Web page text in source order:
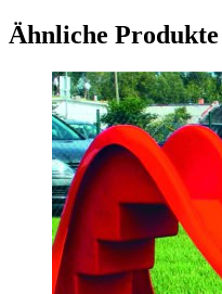
Ähnliche Produkte